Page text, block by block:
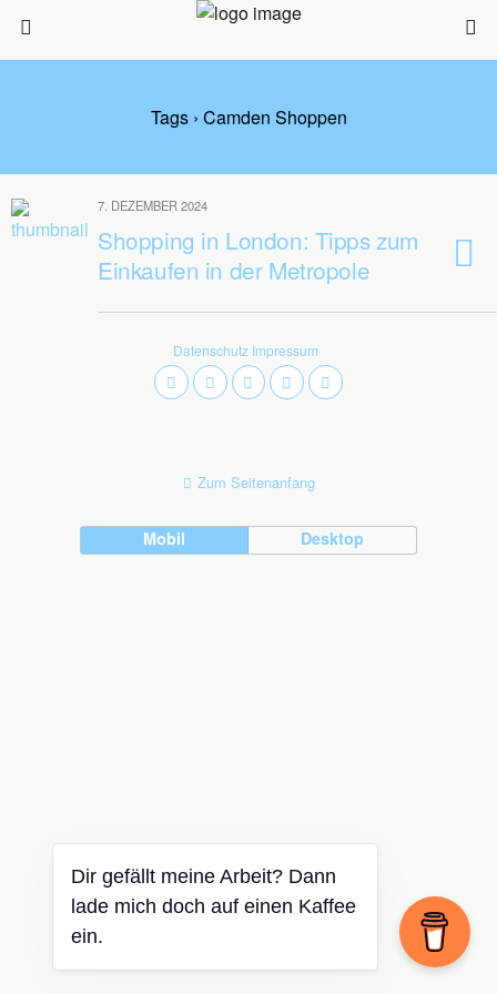
Tags › Camden Shoppen
7. DEZEMBER 2024
Shopping in London: Tipps zum
Einkaufen in der Metropole
Datenschutz Impressum
Zum Seitenanfang
Mobil Desktop
Dir gefällt meine Arbeit? Dann
lade mich doch auf einen Kaffee
ein.